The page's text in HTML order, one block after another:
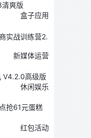
爽版
盒子应用
实战训练营2.
新媒体运营
V4.2.0高级版
休闲娱乐
抢61元蛋糕
红包活动